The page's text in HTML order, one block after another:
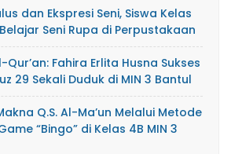
dan Ekspresi Seni, Siswa Kelas
Seni Rupa di Perpustakaan
Fahira Erlita Husna Sukses
29 Sekali Duduk di MIN 3 Bantul
Q.S. Al-Ma’un Melalui Metode
“Bingo” di Kelas 4B MIN 3